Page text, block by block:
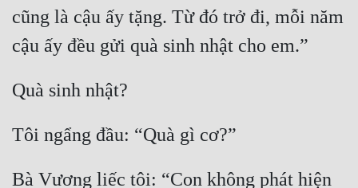
Đẹp Hiệp
Tính Cách Nhân Vật :
Cơ Trí
cũng là cậu ấy tặng. Từ đó trở đi, mỗi năm
cậu ấy đều gửi quà sinh nhật cho em.”
Quà sinh nhật?
Tôi ngẩng đầu: “Quà gì cơ?”
Bà Vương liếc tôi: “Con không phát hiện